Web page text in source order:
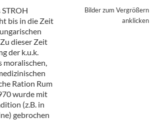
bis in die Zeit
dieser Zeit
der k.u.k.
moralischen,
Ration Rum
wurde mit
(z.B. in
gebrochen
Bilder zum Vergrößern
anklicken